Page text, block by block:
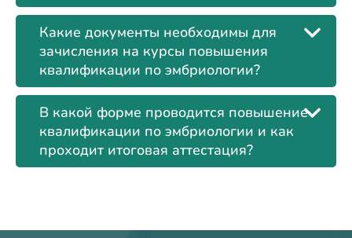
Какие документы необходимы для
зачисления на курсы повышения
квалификации по эмбриологии?
В какой форме проводится повышение
квалификации по эмбриологии и как
проходит итоговая аттестация?